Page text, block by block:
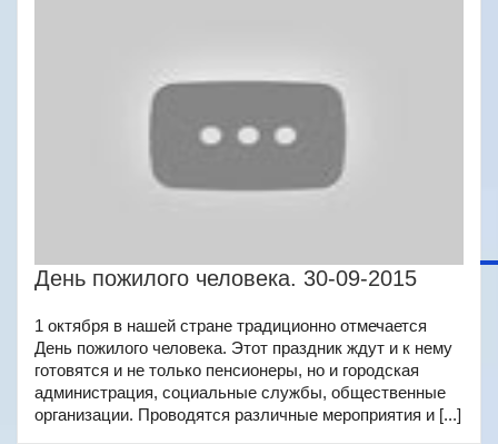
День пожилого человека. 30-09-2015
1 октября в нашей стране традиционно отмечается
День пожилого человека. Этот праздник ждут и к нему
готовятся и не только пенсионеры, но и городская
администрация, социальные службы, общественные
организации. Проводятся различные мероприятия и [...]